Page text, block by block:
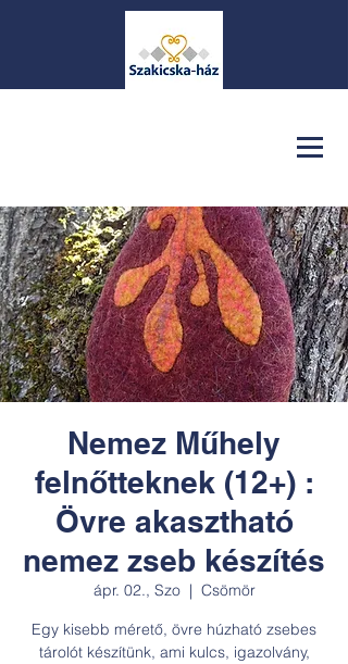
Nemez Műhely
felnőtteknek (12+) :
Övre akasztható
nemez zseb készítés
ápr. 02., Szo
  |
Csömör
Egy kisebb mérető, övre húzható zsebes
tárolót készítünk, ami kulcs, igazolvány,